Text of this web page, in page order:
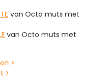
van Octo muts met
van Octo muts met
>
>